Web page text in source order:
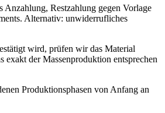
Restzahlung gegen Vorlage
Alternativ: unwiderrufliches
wird, prüfen wir das Material
exakt der Massenproduktion entsprechen
Produktionsphasen von Anfang an